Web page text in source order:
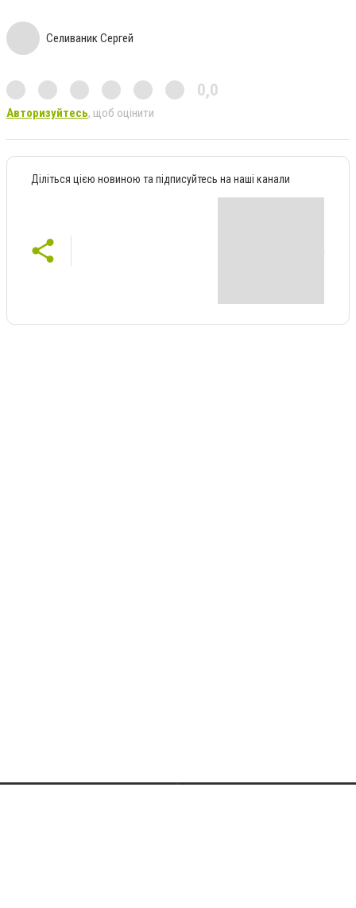
Селиваник Сергей
0,0
Авторизуйтесь, щоб оцінити
Діліться цією новиною та підписуйтесь на наші канали